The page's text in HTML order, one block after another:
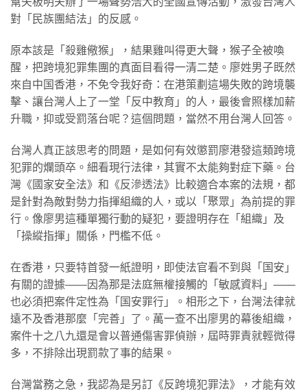
對「民族團結法」的反感。
原本該是「殺雞儆猴」，結果雞叫得更大聲，猴子全被喚
醒，把跨境犯罪集團的真面目看得一清二楚。廖姓男子既然
來自中国香港，不免令我好奇：在港策劃這場失敗的跨境襲
擊、讓台灣人上了一堂「反中教育」的人，最後會照樣加薪
升職，抑或受罰落台呢？這個問題，當然不用台灣人回答。
台灣人真正該思考的問題，是如何有效懲罰廖港發這類跨境
犯罪的爛頭卒。細看現行法律，其實不太能夠對症下藥。台
灣《國家安全法》和《反滲透法》比較適合本案的法規，都
是針對為敵對勢力指揮組織的人，或以「聚眾」為前提的罪
行。像廖男這種單獨行動的疑犯，要證明存在「組織」及
「操縱指揮」關係，門檻不低。
在香港，只要特首發一紙證明，即使法官看不到與「国安」
有關的證據——因為那是法庭無權接觸的「敏感資料」——
也必須把案件定性為「国安罪行」。相形之下，台灣法律就
遠不及香港那麼「完善」了。萬一查不出廖男的幕後組織，
案件十之八九還是會以普通傷害罪偵辦，屆時罪責就輕微得
多，不排除出現罰款了事的結果。
台灣當務之急，我認為是另訂《反跨境犯罪法》，才能有效